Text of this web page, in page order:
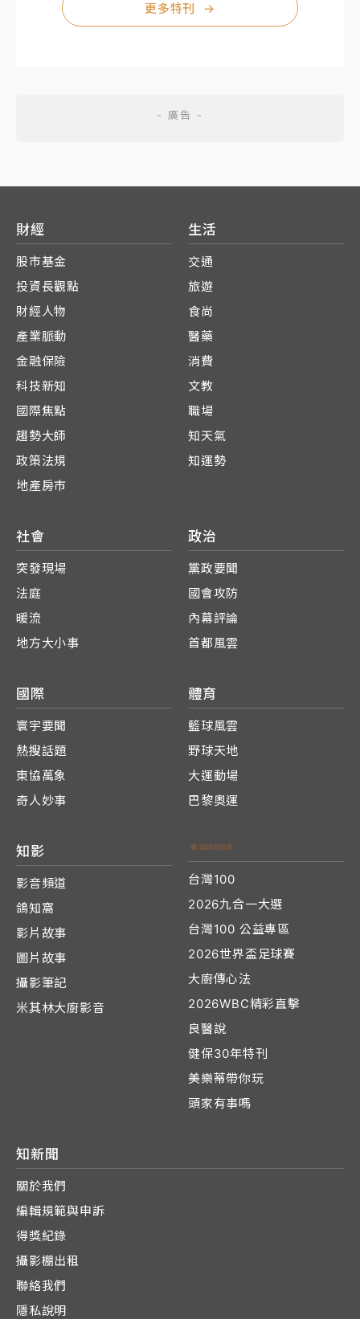
更多特刊 →
財經
股市基金
投資長觀點
財經人物
產業脈動
金融保險
科技新知
國際焦點
趨勢大師
政策法規
地產房市
生活
交通
旅遊
食尚
醫藥
消費
文教
職場
知天氣
知運勢
社會
突發現場
法庭
暖流
地方大小事
政治
黨政要聞
國會攻防
內幕評論
首都風雲
國際
寰宇要聞
熱搜話題
東協萬象
奇人妙事
體育
籃球風雲
野球天地
大運動場
巴黎奧運
知影
影音頻道
鴿知窩
影片故事
圖片故事
攝影筆記
米其林大廚影音
台灣100
2026九合一大選
台灣100 公益專區
2026世界盃足球賽
大廚傳心法
2026WBC精彩直擊
良醫說
健保30年特刊
美樂蒂帶你玩
頭家有事嗎
知新聞
關於我們
編輯規範與申訴
得獎紀錄
攝影棚出租
聯絡我們
隱私說明